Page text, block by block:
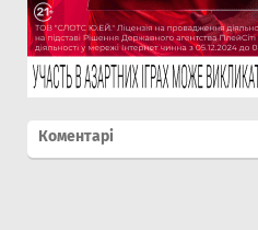
Коментарі